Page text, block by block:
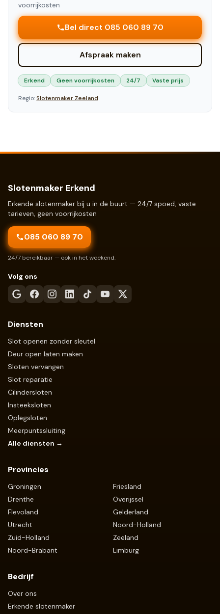
voorrijkosten
Bel direct 085 060 89 70
Afspraak maken
Erkend Geen voorrijkosten 24/7 Vaste prijs
Regio:Slotenmaker Zeeland
Slotenmaker Erkend
Erkende slotenmaker bij u in de buurt — 24/7 spoed, vaste
tarieven, geen voorrijkosten
085 060 89 70
24/7 bereikbaar — ook in het weekend.
Volg ons
Diensten
Slot openen zonder sleutel
Deur open laten maken
Sloten vervangen
Slot reparatie
Cilindersloten
Insteeksloten
Oplegsloten
Meerpuntssluiting
Alle diensten →
Provincies
Groningen
Friesland
Drenthe
Overijssel
Flevoland
Gelderland
Utrecht
Noord-Holland
Zuid-Holland
Zeeland
Noord-Brabant
Limburg
Bedrijf
Over ons
Erkende slotenmaker